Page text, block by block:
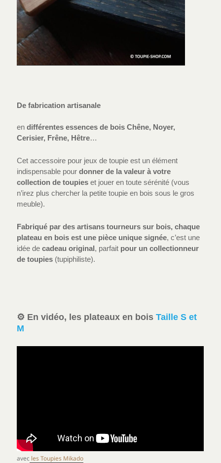
De fabrication artisanale
endifférentes essences de bois Chêne, Noyer,
Cerisier, Frêne, Hêtre…
Cet accessoire pour jeux de toupie est un élément
indispensable pourdonner de la valeur à votre
collection de toupies et jouer en toute sérénité (vous
n’irez plus chercher la petite toupie en bois sous le gros
meuble).
Fabriqué par des artisans tourneurs sur bois, chaque
plateau en bois est une pièce unique signée, c’est une
idée decadeau original, parfait pour un collectionneur
de toupies (tupiphiliste).
⚙️ En vidéo, les plateaux en boisTaille S et
M
avec les Toupies Mikado